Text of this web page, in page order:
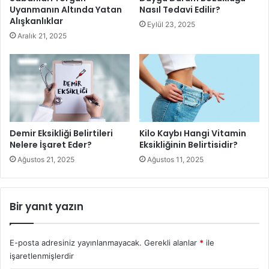
Kokulu Akıntının Sebepleri Nelerdir1
Vajinada Kokulu Akıntının
Nedenleri
Kadınlarda özellikle adet döneminin yaklaşmasıyla birlikte
artan akıntı ve daha sonrasında adet döneminin
tamamlanmasıyla daha sıkı bir hale dönüşmesi söz
Uyanmanın Altında Yatan
Alışkanlıklar
Aralık 21, 2025
Nasıl Tedavi Edilir?
Eylül 23, 2025
Demir Eksikliği Belirtileri
Nelere İşaret Eder?
Ağustos 21, 2025
Kilo Kaybı Hangi Vitamin
Eksikliğinin Belirtisidir?
Ağustos 11, 2025
Bir yanıt yazın
E-posta adresiniz yayınlanmayacak. Gerekli alanlar * ile
işaretlenmişlerdir